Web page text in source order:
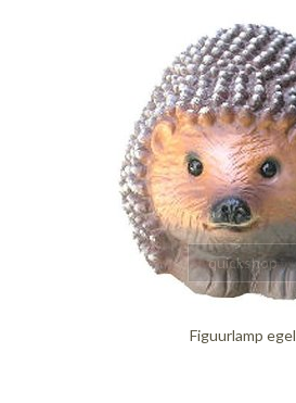
quickshop
Figuurlamp egel